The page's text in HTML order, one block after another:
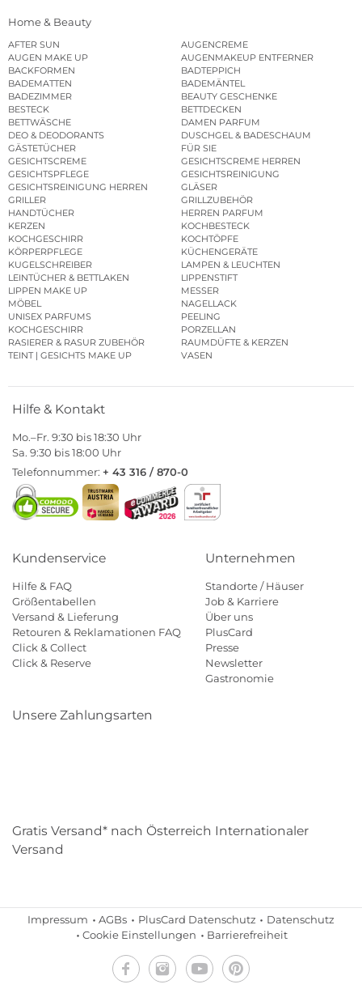
Home & Beauty
AFTER SUN
AUGENCREME
AUGEN MAKE UP
AUGENMAKEUP ENTFERNER
BACKFORMEN
BADTEPPICH
BADEMATTEN
BADEMÄNTEL
BADEZIMMER
BEAUTY GESCHENKE
BESTECK
BETTDECKEN
BETTWÄSCHE
DAMEN PARFUM
DEO & DEODORANTS
DUSCHGEL & BADESCHAUM
GÄSTETÜCHER
FÜR SIE
GESICHTSCREME
GESICHTSCREME HERREN
GESICHTSPFLEGE
GESICHTSREINIGUNG
GESICHTSREINIGUNG HERREN
GLÄSER
GRILLER
GRILLZUBEHÖR
HANDTÜCHER
HERREN PARFUM
KERZEN
KOCHBESTECK
KOCHGESCHIRR
KOCHTÖPFE
KÖRPERPFLEGE
KÜCHENGERÄTE
KUGELSCHREIBER
LAMPEN & LEUCHTEN
LEINTÜCHER & BETTLAKEN
LIPPENSTIFT
LIPPEN MAKE UP
MESSER
MÖBEL
NAGELLACK
UNISEX PARFUMS
PEELING
KOCHGESCHIRR
PORZELLAN
RASIERER & RASUR ZUBEHÖR
RAUMDÜFTE & KERZEN
TEINT | GESICHTS MAKE UP
VASEN
Hilfe & Kontakt
Mo.–Fr. 9:30 bis 18:30 Uhr
Sa. 9:30 bis 18:00 Uhr
Telefonnummer: + 43 316 / 870-0
Kundenservice
Hilfe & FAQ
Größentabellen
Versand & Lieferung
Retouren & Reklamationen FAQ
Click & Collect
Click & Reserve
Unternehmen
Standorte / Häuser
Job & Karriere
Über uns
PlusCard
Presse
Newsletter
Gastronomie
Unsere Zahlungsarten
Gratis Versand* nach Österreich Internationaler
Versand
Impressum AGBs PlusCard Datenschutz
Datenschutz
Cookie Einstellungen
Barrierefreiheit